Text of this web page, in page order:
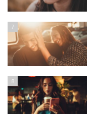
7
8